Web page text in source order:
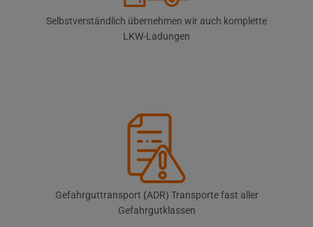
Selbstverständlich übernehmen wir auch komplette
LKW-Ladungen
Gefahrguttransport (ADR) Transporte fast aller
Gefahrgutklassen